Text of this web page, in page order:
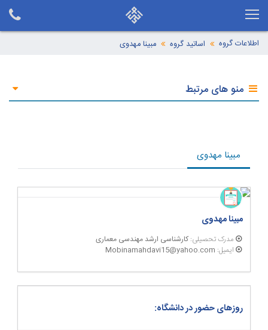
اطلاعات گروه اساتید گروه مبینا مهدوی
منو های مرتبط
مبینا مهدوی
مبینا مهدوی
مدرک تحصیلی: کارشناسی ارشد مهندسی معماری
ایمیل: Mobinamahdavi15@yahoo.com
روزهای حضور در دانشگاه: